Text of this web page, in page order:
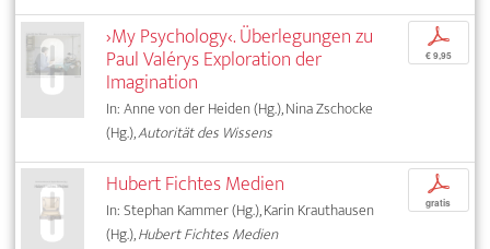
›My Psychology‹. Überlegungen zu
Paul Valérys Exploration der
Imagination
In: Anne von der Heiden (Hg.), Nina Zschocke
(Hg.),Autorität des Wissens
p
€ 9,95
Hubert Fichtes Medien
In: Stephan Kammer (Hg.), Karin Krauthausen
(Hg.),Hubert Fichtes Medien
p
gratis